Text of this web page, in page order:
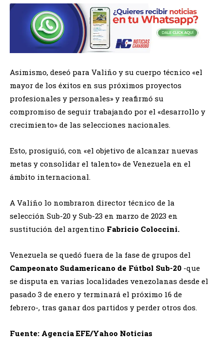
Asimismo, deseó para Valiño y su cuerpo técnico «el
mayor de los éxitos en sus próximos proyectos
profesionales y personales» y reafirmó su
compromiso de seguir trabajando por el «desarrollo y
crecimiento» de las selecciones nacionales.
Esto, prosiguió, con «el objetivo de alcanzar nuevas
metas y consolidar el talento» de Venezuela en el
ámbito internacional.
A Valiño lo nombraron director técnico de la
selección Sub-20 y Sub-23 en marzo de 2023 en
sustitución del argentino Fabricio Coloccini.
Venezuela se quedó fuera de la fase de grupos del
Campeonato Sudamericano de Fútbol Sub-20 -que
se disputa en varias localidades venezolanas desde el
pasado 3 de enero y terminará el próximo 16 de
febrero-, tras ganar dos partidos y perder otros dos.
Fuente: Agencia EFE/Yahoo Noticias